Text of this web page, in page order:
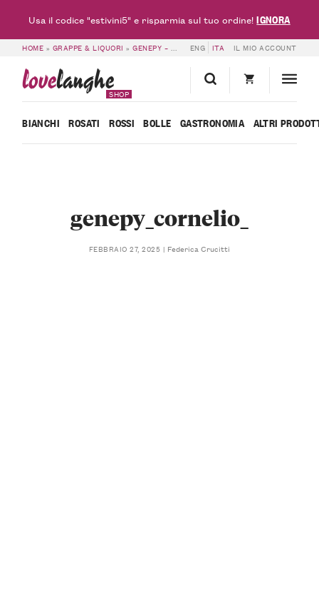
HOME » GRAPPE & LIQUORI »GENEPY – CORNELIO »GENEPY_CORNELIO_
ENG ITA IL MIO ACCOUNT
lovelanghe
SHOP
BIANCHI ROSATI ROSSI BOLLE GASTRONOMIA ALTRI
genepy_cornelio_
FEBBRAIO 27, 2025 Federica Crucitti
Usa il codice "estivini5" e risparmia sul tuo ordine!IGNORA